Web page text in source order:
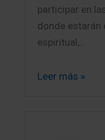
participar en
donde estarán
espiritual,…
Leer más »